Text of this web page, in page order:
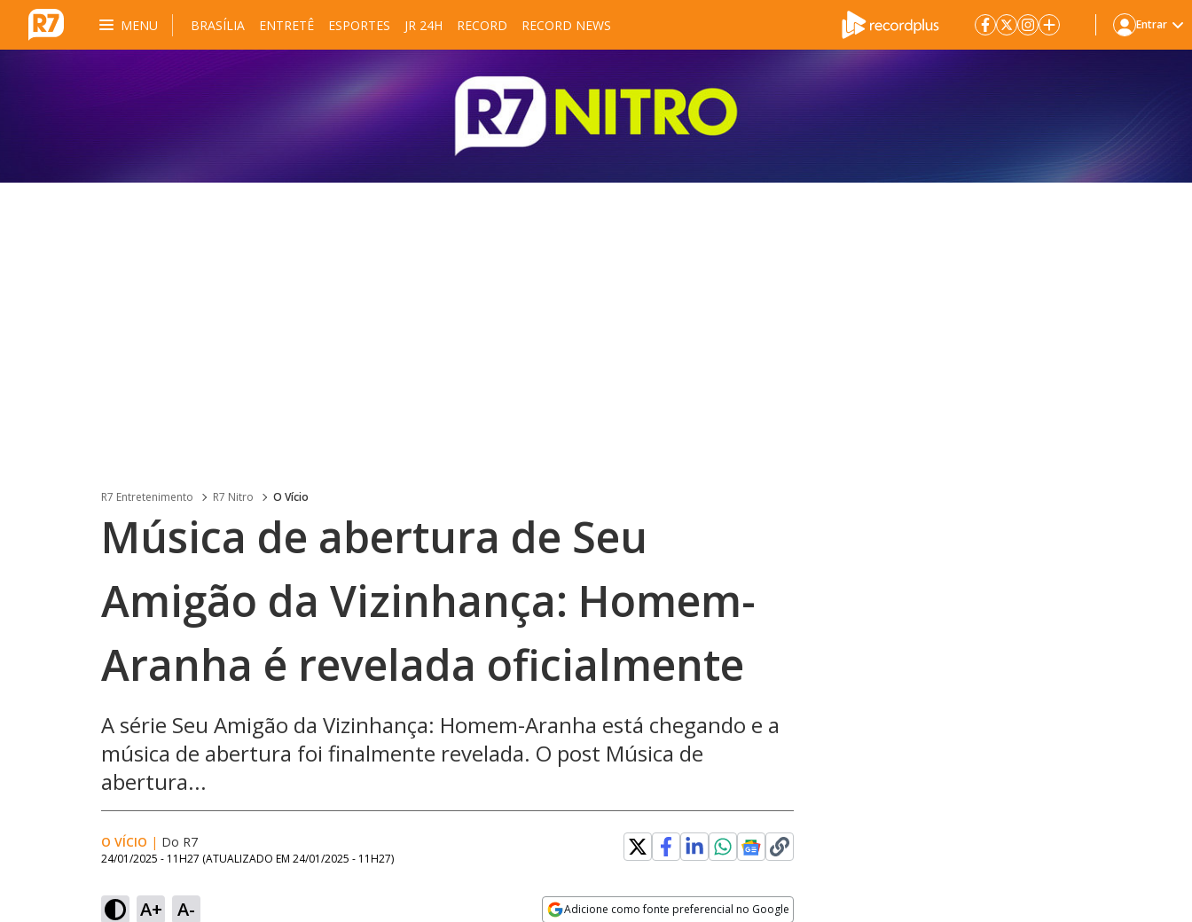
MENU BRASÍLIA ENTRETÊ ESPORTES JR 24H RECORD RECORD NEWS Entrar
R7 Entretenimento R7 Nitro O Vício
Música de abertura de Seu
Amigão da Vizinhança: Homem-
Aranha é revelada oficialmente
A série Seu Amigão da Vizinhança: Homem-Aranha está chegando e a
música de abertura foi finalmente revelada. O post Música de
abertura...
O VÍCIO | Do R7
24/01/2025 - 11H27 (ATUALIZADO EM 24/01/2025 - 11H27)
A+ A- Adicione como fonte preferencial no Google